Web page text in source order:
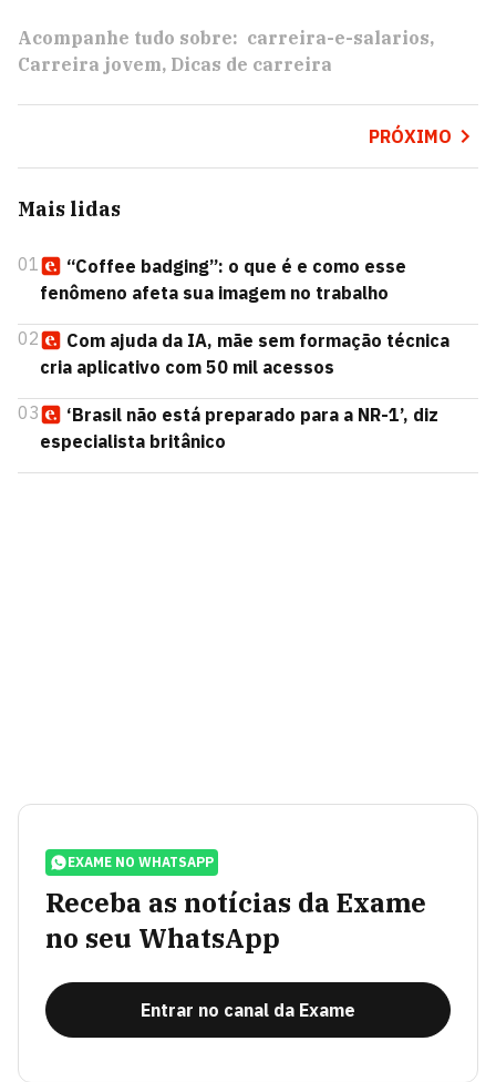
Acompanhe tudo sobre: carreira-e-salarios
Carreira jovem Dicas de carreira
PRÓXIMO
Mais lidas
01
“Coffee badging”: o que é e como esse
fenômeno afeta sua imagem no trabalho
02
Com ajuda da IA, mãe sem formação técnica
cria aplicativo com 50 mil acessos
03
‘Brasil não está preparado para a NR-1’, diz
especialista britânico
EXAME NO WHATSAPP
Receba as notícias da Exame
no seu WhatsApp
Entrar no canal da Exame